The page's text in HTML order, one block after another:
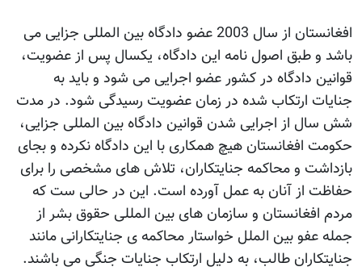
افغانستان از سال 2003 عضو دادگاه بین المللی جزایی می
باشد و طبق اصول نامه این دادگاه، یکسال پس از عضویت،
قوانین دادگاه در کشور عضو اجرایی می شود و باید به
جنایات ارتکاب شده در زمان عضویت رسیدگی شود. در مدت
شش سال از اجرایی شدن قوانین دادگاه بین المللی جزایی،
حکومت افغانستان هیچ همکاری با این دادگاه نکرده و بجای
بازداشت و محاکمه جنایتکاران، تلاش های مشخصی را برای
حفاظت از آنان به عمل آورده است. این در حالی ست که
مردم افغانستان و سازمان های بین المللی حقوق بشر از
جمله عفو بین الملل خواستار محاکمه ی جنایتکارانی مانند
جنایتکاران طالب، به دلیل ارتکاب جنایات جنگی می باشند.